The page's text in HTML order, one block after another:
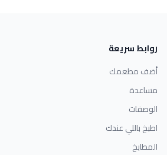
روابط سريعة
أضف مطعمك
مساعدة
الوصفات
اطبخ باللي عندك
المطابخ